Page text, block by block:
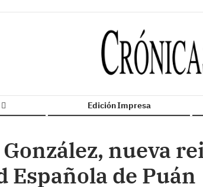
Edición Impresa
nueva
Española de Puán